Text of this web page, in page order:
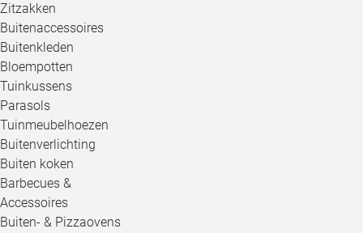
Zitzakken
Buitenaccessoires
Buitenkleden
Bloempotten
Tuinkussens
Parasols
Tuinmeubelhoezen
Buitenverlichting
Buiten koken
Barbecues &
Accessoires
Buiten- & Pizzaovens